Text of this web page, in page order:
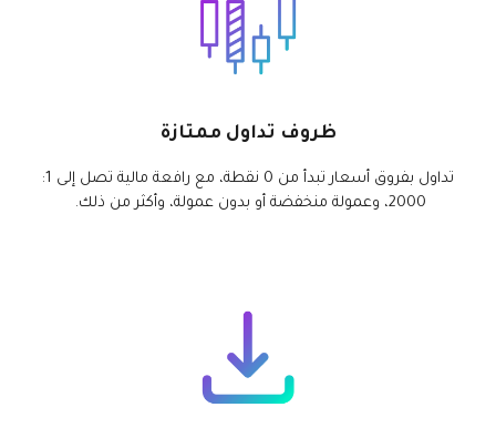
ظروف تداول ممتازة
تداول بفروق أسعار تبدأ من 0 نقطة، مع رافعة مالية تصل إلى 1:
2000، وعمولة منخفضة أو بدون عمولة، وأكثر من ذلك.